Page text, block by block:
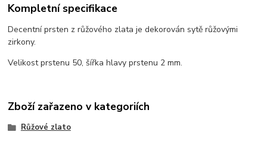
Kompletní specifikace
Decentní prsten z růžového zlata je dekorován sytě růžovými
zirkony.
Velikost prstenu 50, šířka hlavy prstenu 2 mm.
Zboží zařazeno v kategoriích
Růžové zlato